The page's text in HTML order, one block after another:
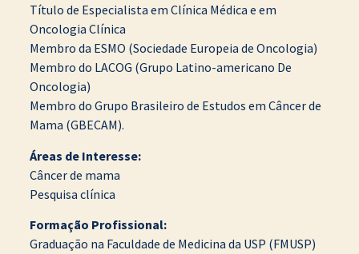
Título de Especialista em Clínica Médica e em
Oncologia Clínica
Membro da ESMO (Sociedade Europeia de Oncologia)
Membro do LACOG (Grupo Latino-americano De
Oncologia)
Membro do Grupo Brasileiro de Estudos em Câncer de
Mama (GBECAM).
Áreas de Interesse:
Câncer de mama
Pesquisa clínica
Formação Profissional:
Graduação na Faculdade de Medicina da USP (FMUSP)